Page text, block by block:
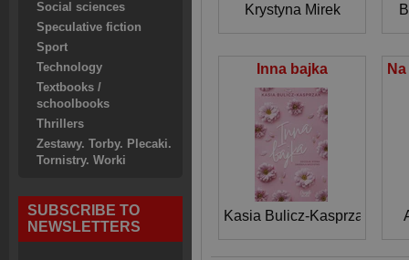
Social sciences
Speculative fiction
Sport
Technology
Textbooks /
schoolbooks
Thrillers
Zestawy. Torby. Plecaki.
Tornistry. Worki
SUBSCRIBE TO
NEWSLETTERS
Krystyna Mirek
Inna bajka
Kasia Bulicz-Kasprzak